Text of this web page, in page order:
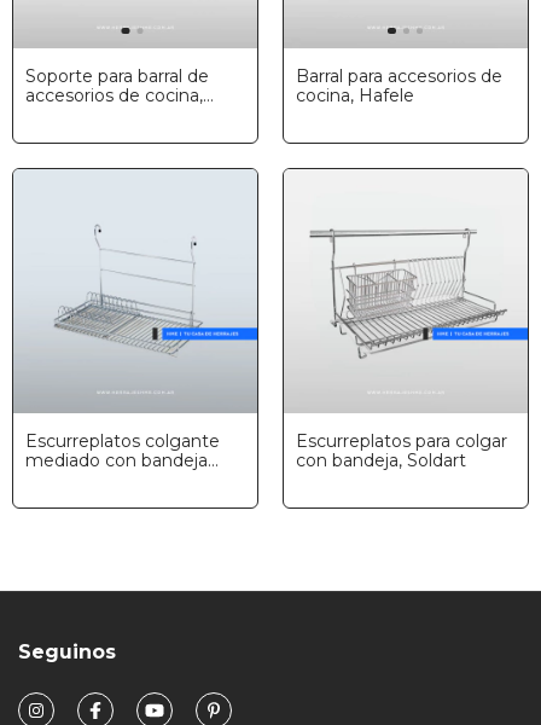
Soporte para barral de
accesorios de cocina,
Barral para accesorios de
cocina, Hafele
Escurreplatos colgante
mediado con bandeja
Escurreplatos para colgar
con bandeja, Soldart
Seguinos